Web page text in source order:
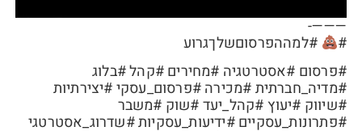
———-
#
#למההפרסוםשלךגרוע
#פרסום #אסטרטגיה #מחירים #קהל #בלוג
#מדיה_חברתית #מכירה #פרסום_עסקי #יצירתיות
#שיווק #יעוץ #קהל_יעד #שוק #משבר
#פתרונות_עסקיים #ידיעות_עסקיות #שדרוג_אסטרטגי